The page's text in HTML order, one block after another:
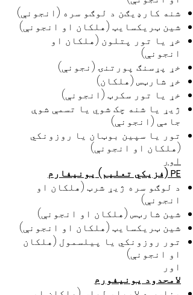
شنه کارډیګن د لوګو سره (انجونې)
شین ټریکسایټ (هلکان او انجونې)
خړ یا تور پتلون (هلکان او
انجونې)
خړ پړسنګ پورتنۍ (نجونې)
خړ شارټس (هلکان)
خړ یا تور سکرټ (انجونې)
ژیړ یا شنه چک شوي یا تسمې شوې
جامې (انجونې)
تور یا سپین بوټان یا روزونکي
(هلکان او انجونې)
اور
PE (فزیکي تعلیم) یونیفارم
د لوګو سره ژیړ شرټ (هلکان او
انجونې)
شین شارټس (هلکان او انجونې)
شین ټریکسایټ (هلکان او انجونې)
تور روزونکي یا پیلسمول (هلکان
او انجونې)
اور
لامحدود یونیفورم